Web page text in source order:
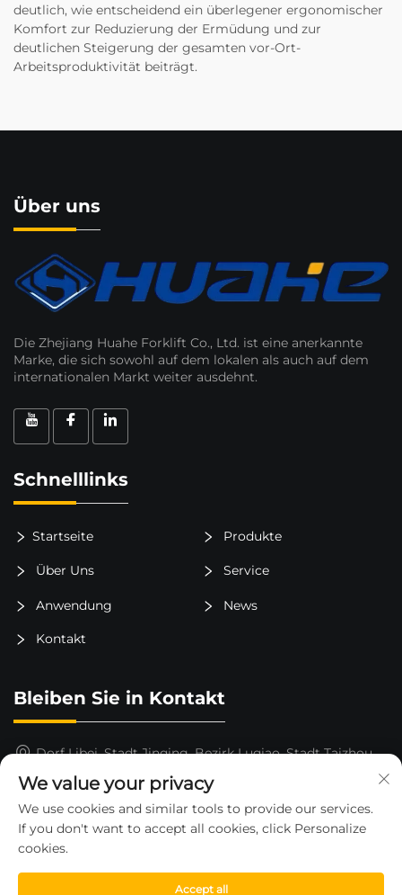
deutlich, wie entscheidend ein überlegener ergonomischer
Komfort zur Reduzierung der Ermüdung und zur
deutlichen Steigerung der gesamten vor-Ort-
Arbeitsproduktivität beiträgt.
Über uns
Die Zhejiang Huahe Forklift Co., Ltd. ist eine anerkannte
Marke, die sich sowohl auf dem lokalen als auch auf dem
internationalen Markt weiter ausdehnt.
Schnelllinks
Startseite Produkte
Über Uns Service
Anwendung News
Kontakt
Bleiben Sie in Kontakt
Dorf Libei, Stadt Jinqing, Bezirk Luqiao, Stadt Taizhou,
15325652000
[email protected]
We value your privacy
We use cookies and similar tools to provide our services.
If you don't want to accept all cookies, click Personalize
cookies.
Accept all